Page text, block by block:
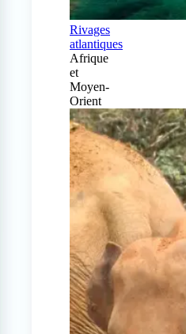
Rivages
atlantiques
Afrique
et
Moyen-
Orient